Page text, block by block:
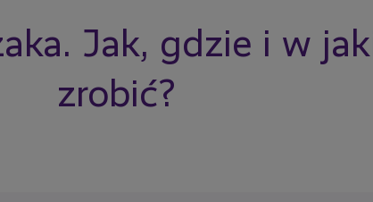
Jak, gdzie i w
zrobić?